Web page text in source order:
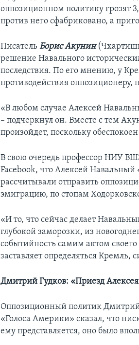
оппозиционном политику грозят
против него сфабриковано, а
ПисательБорис Акунин
решение Навального
последствия. По его мнению, у
противодействия оппозиционеру,
«В любом случае Алексей
– подчеркнул он. Вместе с тем
произойдет, поскольку
В свою очередь профессор НИУ
Facebook, что Алексей
рассчитывали отправить
эмиграцию, по стопам
«И то, что сейчас делает
глубокой заморозки, из
событийность самим актом
заставляет определяться Кремль,
Дмитрий Гудков: «Приезд
Оппозиционный политик
«Голоса Америки» сказал, что
ему представляется, оно было